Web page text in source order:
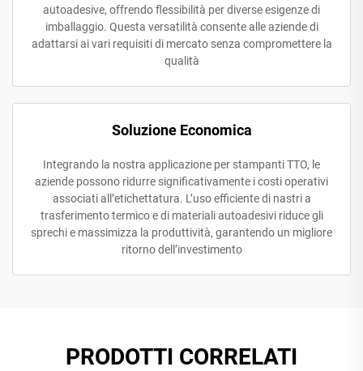
autoadesive, offrendo flessibilità per diverse esigenze di
imballaggio. Questa versatilità consente alle aziende di
adattarsi ai vari requisiti di mercato senza compromettere la
qualità
Soluzione Economica
Integrando la nostra applicazione per stampanti TTO, le
aziende possono ridurre significativamente i costi operativi
associati all’etichettatura. L’uso efficiente di nastri a
trasferimento termico e di materiali autoadesivi riduce gli
sprechi e massimizza la produttività, garantendo un migliore
ritorno dell’investimento
PRODOTTI CORRELATI